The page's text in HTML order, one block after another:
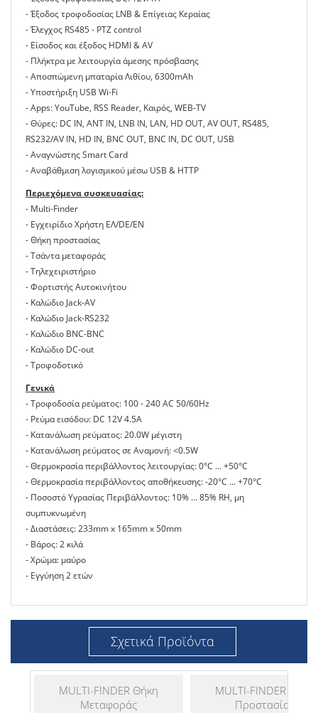
- Έξοδος τροφοδοσίας LNB & Επίγειας Κεραίας
- Έλεγχος RS485 - PTZ control
- Είσοδος και έξοδος HDMI & AV
- Πλήκτρα με λειτουργία άμεσης πρόσβασης
- Αποσπώμενη μπαταρία Λιθίου, 6300mAh
- Υποστήριξη USB Wi-Fi
- Apps: YouTube, RSS Reader, Καιρός, WEB-TV
- Θύρες: DC IN, ANT IN, LNB IN, LAN, HD OUT, AV OUT, RS485,
RS232/AV IN, HD IN, BNC OUT, BNC IN, DC OUT, USB
- Αναγνώστης Smart Card
- Αναβάθμιση λογισμικού μέσω USB & HTTP
Περιεχόμενα συσκευασίας:
- Multi-Finder
- Εγχειρίδιο Χρήστη ΕΛ/DE/ΕΝ
- Θήκη προστασίας
- Τσάντα μεταφοράς
- Τηλεχειριστήριο
- Φορτιστής Αυτοκινήτου
- Καλώδιο Jack-AV
- Καλώδιο Jack-RS232
- Καλώδιο BNC-BNC
- Καλώδιο DC-out
- Tροφοδοτικό
Γενικά
- Τροφοδοσία ρεύματος: 100 - 240 AC 50/60Hz
- Ρεύμα εισόδου: DC 12V 4.5A
- Κατανάλωση ρεύματος: 20.0W μέγιστη
- Κατανάλωση ρεύματος σε Αναμονή: <0.5W
- Θερμοκρασία περιβάλλοντος λειτουργίας: 0°C ... +50°C
- Θερμοκρασία περιβάλλοντος αποθήκευσης: -20°C ... +70°C
- Ποσοστό Υγρασίας Περιβάλλοντος: 10% ... 85% RH, μη
συμπυκνωμένη
- Διαστάσεις: 233mm x 165mm x 50mm
- Βάρος: 2 κιλά
- Χρώμα: μαύρο
- Εγγύηση 2 ετών
Σχετικά Προϊόντα
MULTI-FINDER Θήκη
Μεταφοράς
MULTI-FINDER Θήκη
Προστασίας